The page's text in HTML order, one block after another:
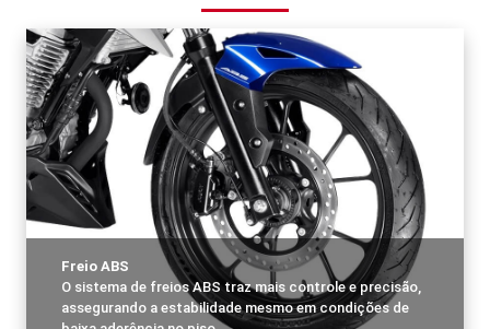
Freio ABS
O sistema de freios ABS traz mais controle e precisão,
assegurando a estabilidade mesmo em condições de